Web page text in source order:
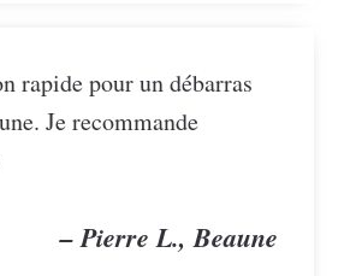
rapide pour un débarras
Je recommande
– Pierre L., Beaune